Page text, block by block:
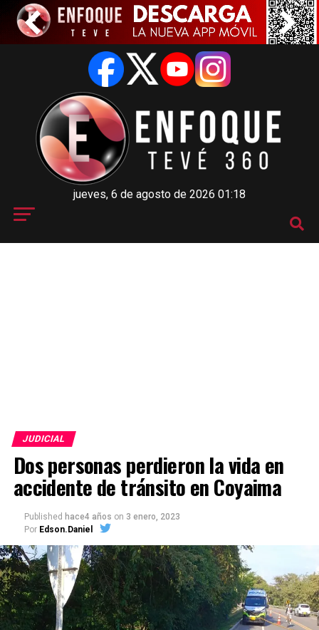
jueves, 6 de agosto de 2026 01:18
JUDICIAL
Dos personas perdieron la vida en
accidente de tránsito en Coyaima
Published hace4 años on 3 enero, 2023
Por Edson.Daniel